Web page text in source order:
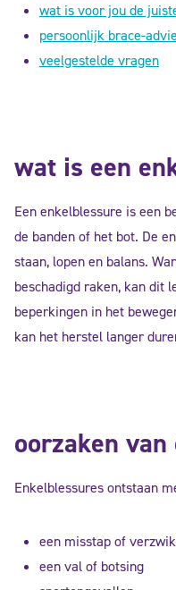
wat is voor jou de
persoonlijk brace-
veelgestelde vragen
wat is een
Een enkelblessure is een
de banden of het bot. De
staan, lopen en balans.
beschadigd raken, kan dit
beperkingen in het
kan het herstel langer
oorzaken
Enkelblessures ontstaan
een misstap of
een val of botsing